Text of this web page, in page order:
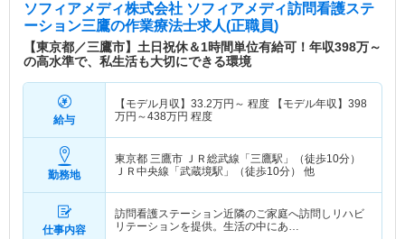
ソフィアメディ株式会社 ソフィアメディ訪問看護ステ
ーション三鷹の作業療法士求人(正職員)
【東京都／三鷹市】土日祝休＆1時間単位有給可！年収398万～
の高水準で、私生活も大切にできる環境
給与
【モデル月収】 33.2万円～ 程度 【モデル年収】 398
万円～438万円 程度
勤務地
東京都 三鷹市 ＪＲ総武線「三鷹駅」（徒歩10分）
ＪＲ中央線「武蔵境駅」（徒歩10分） 他
仕事内容
訪問看護ステーション近隣のご家庭へ訪問しリハビ
リテーションを提供。生活の中にあ…